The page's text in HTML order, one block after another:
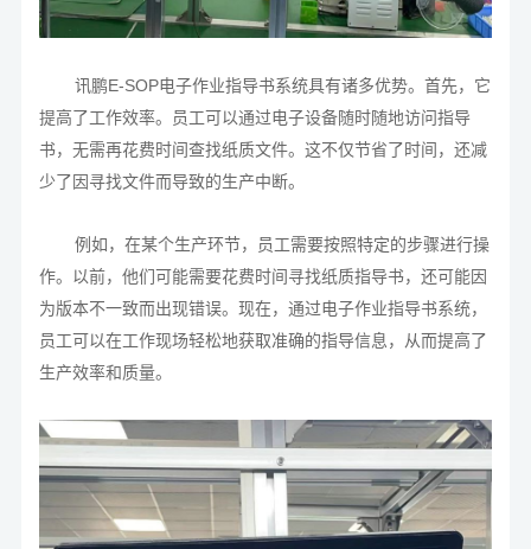
讯鹏E-SOP电子作业指导书系统具有诸多优势。首先，它
提高了工作效率。员工可以通过电子设备随时随地访问指导
书，无需再花费时间查找纸质文件。这不仅节省了时间，还减
少了因寻找文件而导致的生产中断。
例如，在某个生产环节，员工需要按照特定的步骤进行操
作。以前，他们可能需要花费时间寻找纸质指导书，还可能因
为版本不一致而出现错误。现在，通过电子作业指导书系统，
员工可以在工作现场轻松地获取准确的指导信息，从而提高了
生产效率和质量。